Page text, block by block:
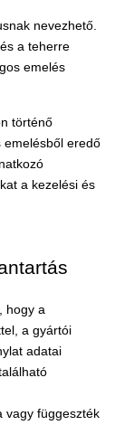
nevezhető.
a teherre
emelés
történő
emelésből eredő
a kezelési és
hogy a
a gyártói
adatai
vagy függeszték